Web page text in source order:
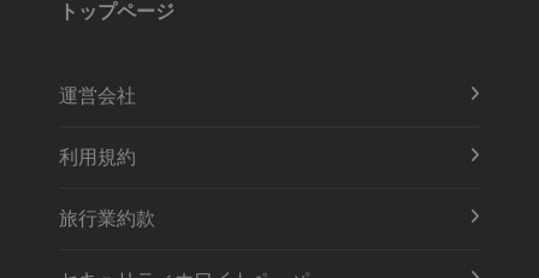
トップページ
運営会社
利用規約
旅行業約款